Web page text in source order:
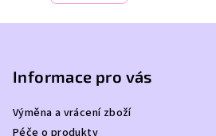
Informace pro vás
Výměna a vrácení zboží
Péče o produkty